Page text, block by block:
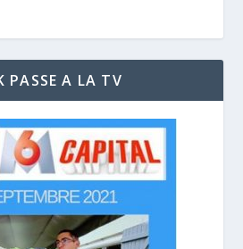
PASSE A LA TV